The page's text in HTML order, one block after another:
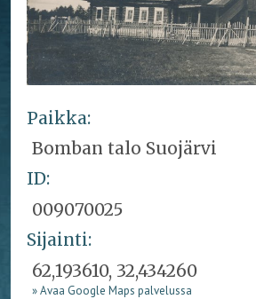
Paikka:
Bomban talo Suojärvi
ID:
009070025
Sijainti:
62,193610, 32,434260
» Avaa Google Maps palvelussa